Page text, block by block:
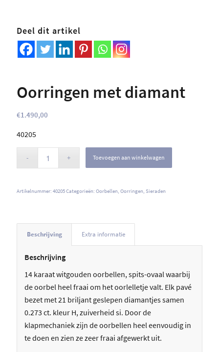
Deel dit artikel
Oorringen met diamant
€1.490,00
40205
Toevoegen aan winkelwagen
Artikelnummer: 40205Categorieën: Oorbellen Oorringen Sieraden
Beschrijving Extra informatie
Beschrijving
14 karaat witgouden oorbellen, spits-ovaal waarbij
de oorbel heel fraai om het oorlelletje valt. Elk pavé
bezet met 21 briljant geslepen diamantjes samen
0.273 ct. kleur H, zuiverheid si. Door de
klapmechaniek zijn de oorbellen heel eenvoudig in
te doen en zien ze zeer fraai afgewerkt uit.